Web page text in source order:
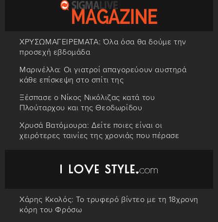
ΧΡΥΣΩΜΑΓΕΙΡΕΜΑΤΑ: Όλα όσα θα δούμε την
προσεχή εβδομάδα
Μαρινέλλα: Οι γιατροί απαγορεύουν αυστηρά
κάθε επίσκεψη στο σπίτι της
Ξέσπασε ο Νίκος Νικόλιζας κατά του
Πλούταρχου και της Θεοδωρίδου
Χρυσά Βατόμουρα: Δείτε ποιες είναι οι
χειρότερες ταινίες της χρονιάς που πέρασε
Χάρης Κκολός: Το τρυφερό βίντεο με τη 18χρονη
κόρη του Φρόσω